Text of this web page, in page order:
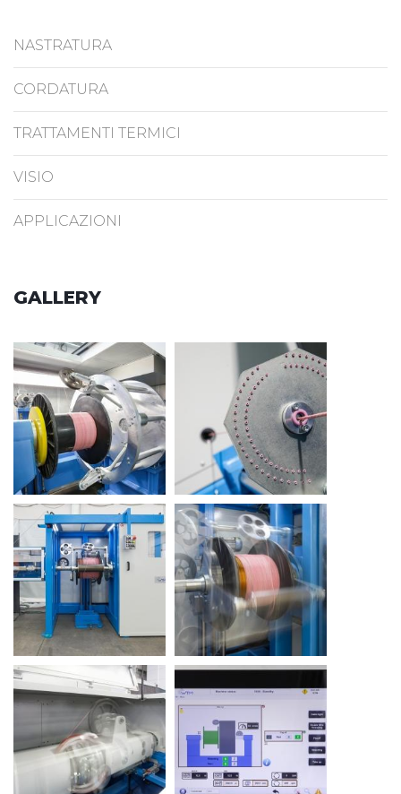
NASTRATURA
CORDATURA
TRATTAMENTI TERMICI
VISIO
APPLICAZIONI
GALLERY